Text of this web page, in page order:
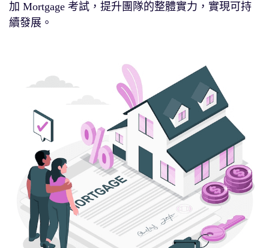
加 Mortgage 考試，提升團隊的整體實力，實現可持
續發展。